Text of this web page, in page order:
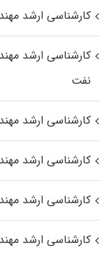
کارشناسی ارشد
کارشناسی ارشد
نفت
کارشناسی ارشد
کارشناسی ارشد
کارشناسی ارشد
کارشناسی ارشد